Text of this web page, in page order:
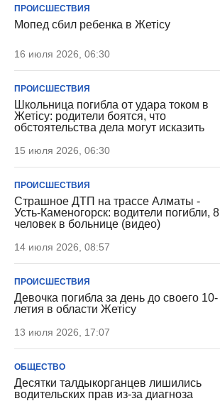
ПРОИСШЕСТВИЯ
Мопед сбил ребенка в Жетiсу
16 июля 2026, 06:30
ПРОИСШЕСТВИЯ
Школьница погибла от удара током в
Жетiсу: родители боятся, что
обстоятельства дела могут исказить
15 июля 2026, 06:30
ПРОИСШЕСТВИЯ
Страшное ДТП на трассе Алматы -
Усть-Каменогорск: водители погибли, 8
человек в больнице (видео)
14 июля 2026, 08:57
ПРОИСШЕСТВИЯ
Девочка погибла за день до своего 10-
летия в области Жетісу
13 июля 2026, 17:07
ОБЩЕСТВО
Десятки талдыкорганцев лишились
водительских прав из-за диагноза